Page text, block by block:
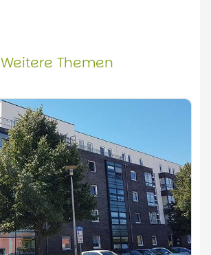
Weitere Themen